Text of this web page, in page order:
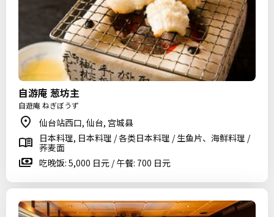
自游庵 葱坊主
自遊庵 ねぎぼうず
仙台站西口, 仙台, 宫城县
日本料理, 日本料理 / 各类日本料理 / 生鱼片、海鲜料理 /
荞麦面
吃晚饭: 5,000 日元 / 午餐: 700 日元